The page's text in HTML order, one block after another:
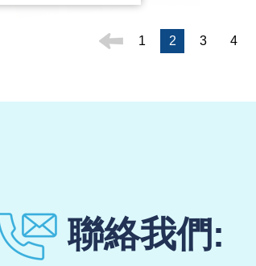
1 2 3 4
聯絡我們: